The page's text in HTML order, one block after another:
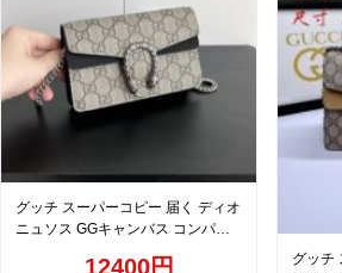
グッチ スーパーコピー 届く ディオ
ニュソス GGキャンバス コンパク
12400円
グッチ